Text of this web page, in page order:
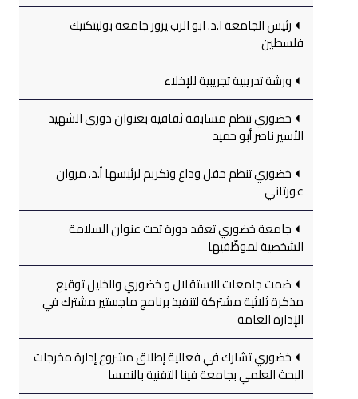
رئيس الجامعة ا.د. ابو الرب يزور جامعة بوليتكنيك
فلسطين
ورشة تدريبية تجريبية للإخلاء
خضوري تنظم مسابقة ثقافية بعنوان دوري الشهيد
الأسير ناصر أبو حميد
خضوري تنظم حفل وداع وتكريم لرئيسها أ.د. مروان
عورتاني
جامعة خضوري تعقد دورة تحت عنوان السلامة
الشخصية لموظّفيها
ضمت جامعات الاستقلال و خضوري والخليل توقيع
مذكرة ثلاثية مشتركة لتنفيذ برنامج ماجستير مشترك في
الإدارة العامة
خضوري تشارك في فعالية إطلاق مشروع إدارة مخرجات
البحث العلمي بجامعة فينا التقنية بالنمسا